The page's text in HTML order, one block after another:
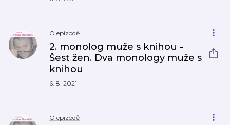
O epizodě
2. monolog muže s knihou -
Šest žen. Dva monology muže s
knihou
6. 8. 2021
O epizodě